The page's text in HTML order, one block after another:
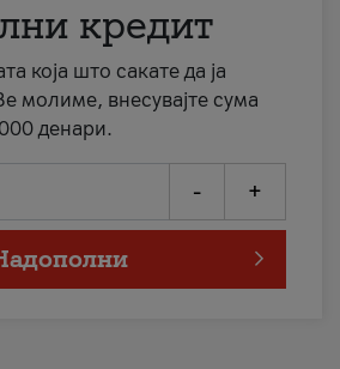
кредит
која што сакате да ја
молиме, внесувајте сума
денари.
- +